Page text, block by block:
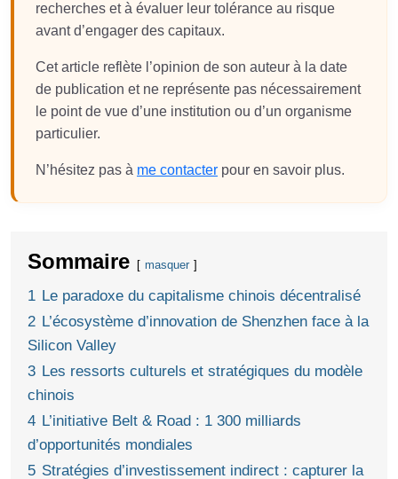
recherches et à évaluer leur tolérance au risque
avant d’engager des capitaux.
Cet article reflète l’opinion de son auteur à la date
de publication et ne représente pas nécessairement
le point de vue d’une institution ou d’un organisme
particulier.
N’hésitez pas à me contacter pour en savoir plus.
Sommaire masquer
1 Le paradoxe du capitalisme chinois décentralisé
2 L’écosystème d’innovation de Shenzhen face à la
Silicon Valley
3 Les ressorts culturels et stratégiques du modèle
chinois
4 L’initiative Belt & Road : 1 300 milliards
d’opportunités mondiales
5 Stratégies d’investissement indirect : capturer la